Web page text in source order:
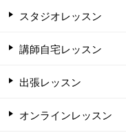
スタジオレッスン
講師自宅レッスン
出張レッスン
オンラインレッスン